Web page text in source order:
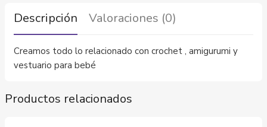
Descripción Valoraciones (0)
Creamos todo lo relacionado con crochet , amigurumi y
vestuario para bebé
Productos relacionados